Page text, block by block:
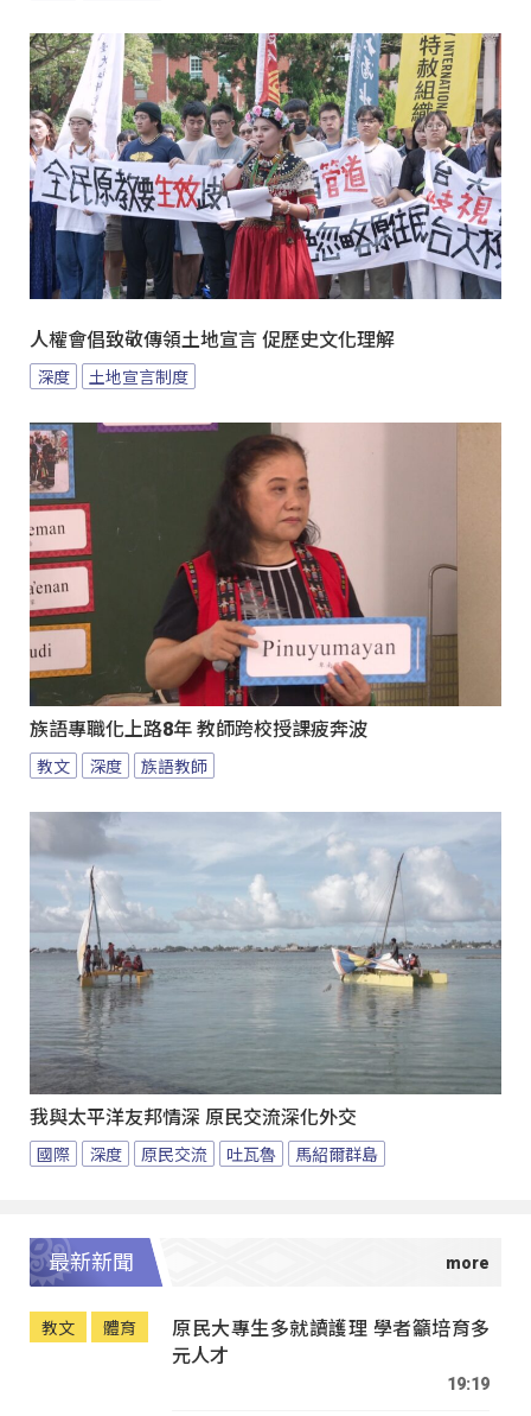
人權會倡致敬傳領土地宣言 促歷史文化理解
深度 土地宣言制度
族語專職化上路8年 教師跨校授課疲奔波
教文 深度 族語教師
我與太平洋友邦情深 原民交流深化外交
國際 深度 原民交流 吐瓦魯 馬紹爾群島
最新新聞
教文 體育
原民大專生多就讀護理 學者籲培育多
元人才
19:19